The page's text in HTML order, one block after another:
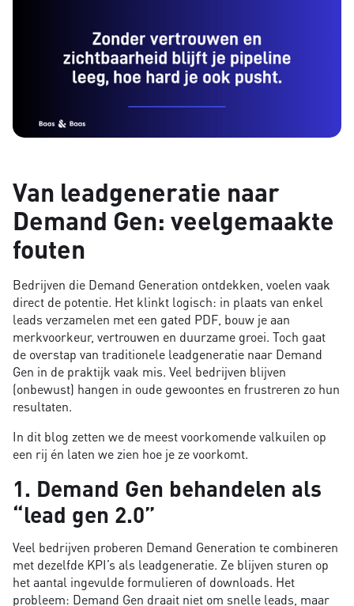
Van leadgeneratie naar
Demand Gen: veelgemaakte
fouten
Bedrijven die Demand Generation ontdekken, voelen vaak
direct de potentie. Het klinkt logisch: in plaats van enkel
leads verzamelen met een gated PDF, bouw je aan
merkvoorkeur, vertrouwen en duurzame groei. Toch gaat
de overstap van traditionele leadgeneratie naar Demand
Gen in de praktijk vaak mis. Veel bedrijven blijven
(onbewust) hangen in oude gewoontes en frustreren zo hun
resultaten.
In dit blog zetten we de meest voorkomende valkuilen op
een rij én laten we zien hoe je ze voorkomt.
1. Demand Gen behandelen als
“lead gen 2.0”
Veel bedrijven proberen Demand Generation te combineren
met dezelfde KPI’s als leadgeneratie. Ze blijven sturen op
het aantal ingevulde formulieren of downloads. Het
probleem: Demand Gen draait niet om snelle leads, maar